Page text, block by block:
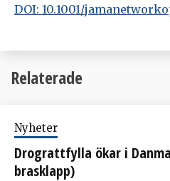
DOI: 10.1001/
Relaterade
Nyheter
Drograttfylla ökar i
brasklapp)